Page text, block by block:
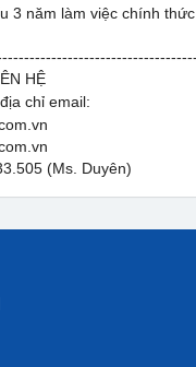
3 năm làm việc chính
HỆ
chỉ email:
(Ms. Duyên)